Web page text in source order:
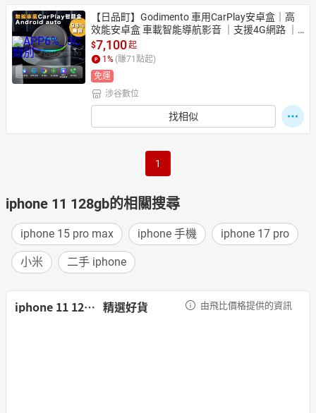
【日品町】Godimento 車用CarPlay安卓盒｜高
效能安卓盒 車載智能導航影音 ｜支援4G網路 ｜
完美兼容多車型 車用安卓盒 carplay多車型 車載
智能盒
$7,100起
1 % (賺71 點起)
免運
涉谷數位
找相似
1
iphone 11 128gb的相關搜尋
iphone 15 pro max iphone 手機 iphone 17 pro
小米 二手 iphone
iphone 11 128gb 精選好貨 由飛比價格提供的資訊